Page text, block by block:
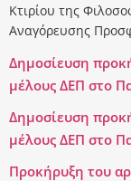
Κτιρίου της
Αναγόρευσης
Δημοσίευση
μέλους ΔΕΠ στο
Δημοσίευση
μέλους ΔΕΠ στο
Προκήρυξη του